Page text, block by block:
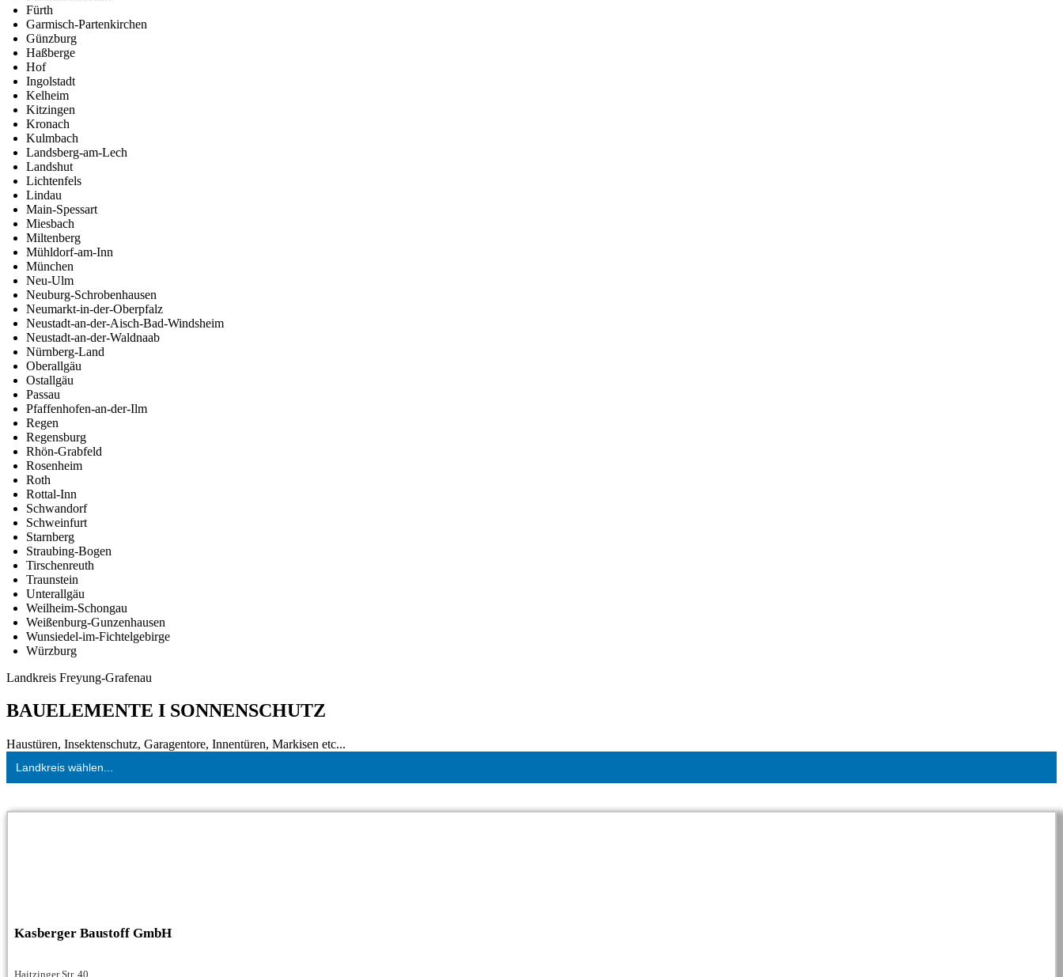
Fürth
Garmisch-Partenkirchen
Günzburg
Haßberge
Hof
Ingolstadt
Kelheim
Kitzingen
Kronach
Kulmbach
Landsberg-am-Lech
Landshut
Lichtenfels
Lindau
Main-Spessart
Miesbach
Miltenberg
Mühldorf-am-Inn
München
Neu-Ulm
Neuburg-Schrobenhausen
Neumarkt-in-der-Oberpfalz
Neustadt-an-der-Aisch-Bad-Windsheim
Neustadt-an-der-Waldnaab
Nürnberg-Land
Oberallgäu
Ostallgäu
Passau
Pfaffenhofen-an-der-Ilm
Regen
Regensburg
Rhön-Grabfeld
Rosenheim
Roth
Rottal-Inn
Schwandorf
Schweinfurt
Starnberg
Straubing-Bogen
Tirschenreuth
Traunstein
Unterallgäu
Weilheim-Schongau
Weißenburg-Gunzenhausen
Wunsiedel-im-Fichtelgebirge
Würzburg
Landkreis Freyung-Grafenau
BAUELEMENTE I SONNENSCHUTZ
Haustüren, Insektenschutz, Garagentore, Innentüren, Markisen etc...
Landkreis wählen...
Kasberger Baustoff GmbH
Haitzinger Str. 40